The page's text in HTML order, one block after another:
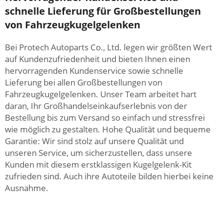
schnelle Lieferung für Großbestellungen
von Fahrzeugkugelgelenken
Bei Protech Autoparts Co., Ltd. legen wir größten Wert
auf Kundenzufriedenheit und bieten Ihnen einen
hervorragenden Kundenservice sowie schnelle
Lieferung bei allen Großbestellungen von
Fahrzeugkugelgelenken. Unser Team arbeitet hart
daran, Ihr Großhandelseinkaufserlebnis von der
Bestellung bis zum Versand so einfach und stressfrei
wie möglich zu gestalten. Hohe Qualität und bequeme
Garantie: Wir sind stolz auf unsere Qualität und
unseren Service, um sicherzustellen, dass unsere
Kunden mit diesem erstklassigen Kugelgelenk-Kit
zufrieden sind. Auch ihre Autoteile bilden hierbei keine
Ausnahme.